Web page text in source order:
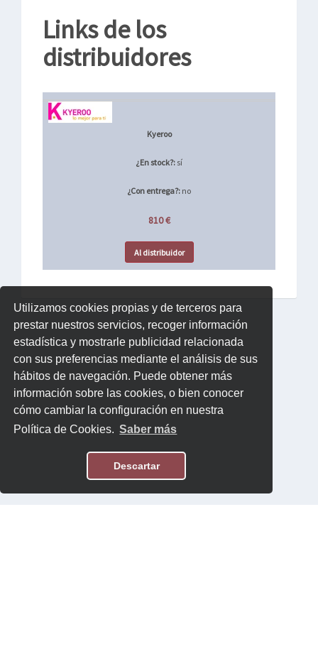
Utilizamos cookies propias y de terceros para
prestar nuestros servicios, recoger información
estadística y mostrarle publicidad relacionada
con sus preferencias mediante el análisis de sus
hábitos de navegación. Puede obtener más
información sobre las cookies, o bien conocer
cómo cambiar la configuración en nuestra
Política de Cookies. Saber más
Descartar
Links de los
distribuidores
Kyeroo
¿En stock?: sí
¿Con entrega?: no
810 €
Al distribuidor